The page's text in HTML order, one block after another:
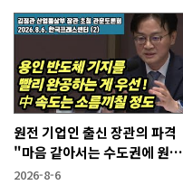
원전 기업인 출신 장관의 파격
"마음 같아서는 수도권에 원전
짓고싶다"
2026-8-6